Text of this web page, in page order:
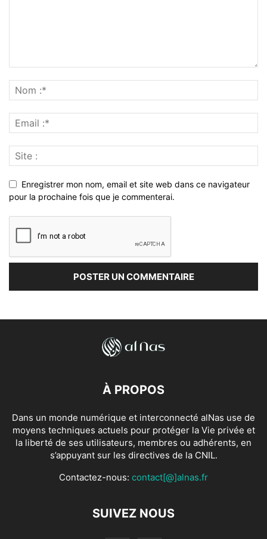
Enregistrer mon nom, email et site web dans ce navigateur
pour la prochaine fois que je commenterai.
À PROPOS
Dans un monde numérique et interconnecté alNas use de
moyens techniques actuels pour protéger la Vie privée et
la liberté de ses utilisateurs, membres ou adhérents, en
s’appuyant sur les directives de la CNIL.
Contactez-nous: contact[@]alnas.fr
SUIVEZ NOUS